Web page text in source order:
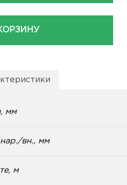
мм
вн., мм
м